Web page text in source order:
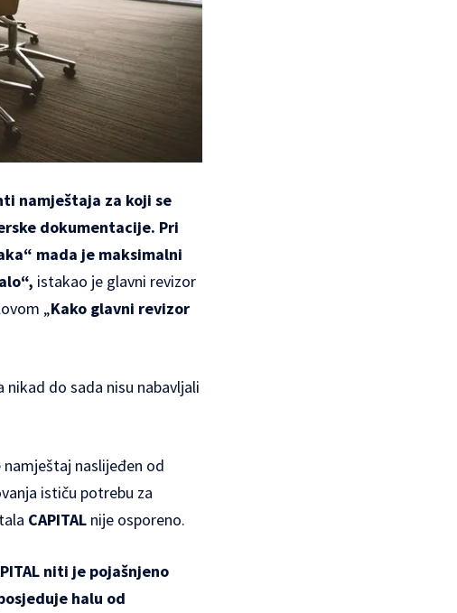
namještaja za koji se
dokumentacije. Pri
mada je maksimalni
istakao je glavni revizor
„Kako glavni revizor
do sada nisu nabavljali
naslijeđen od
ističu potrebu za
CAPITAL nije osporeno.
niti je pojašnjeno
halu od